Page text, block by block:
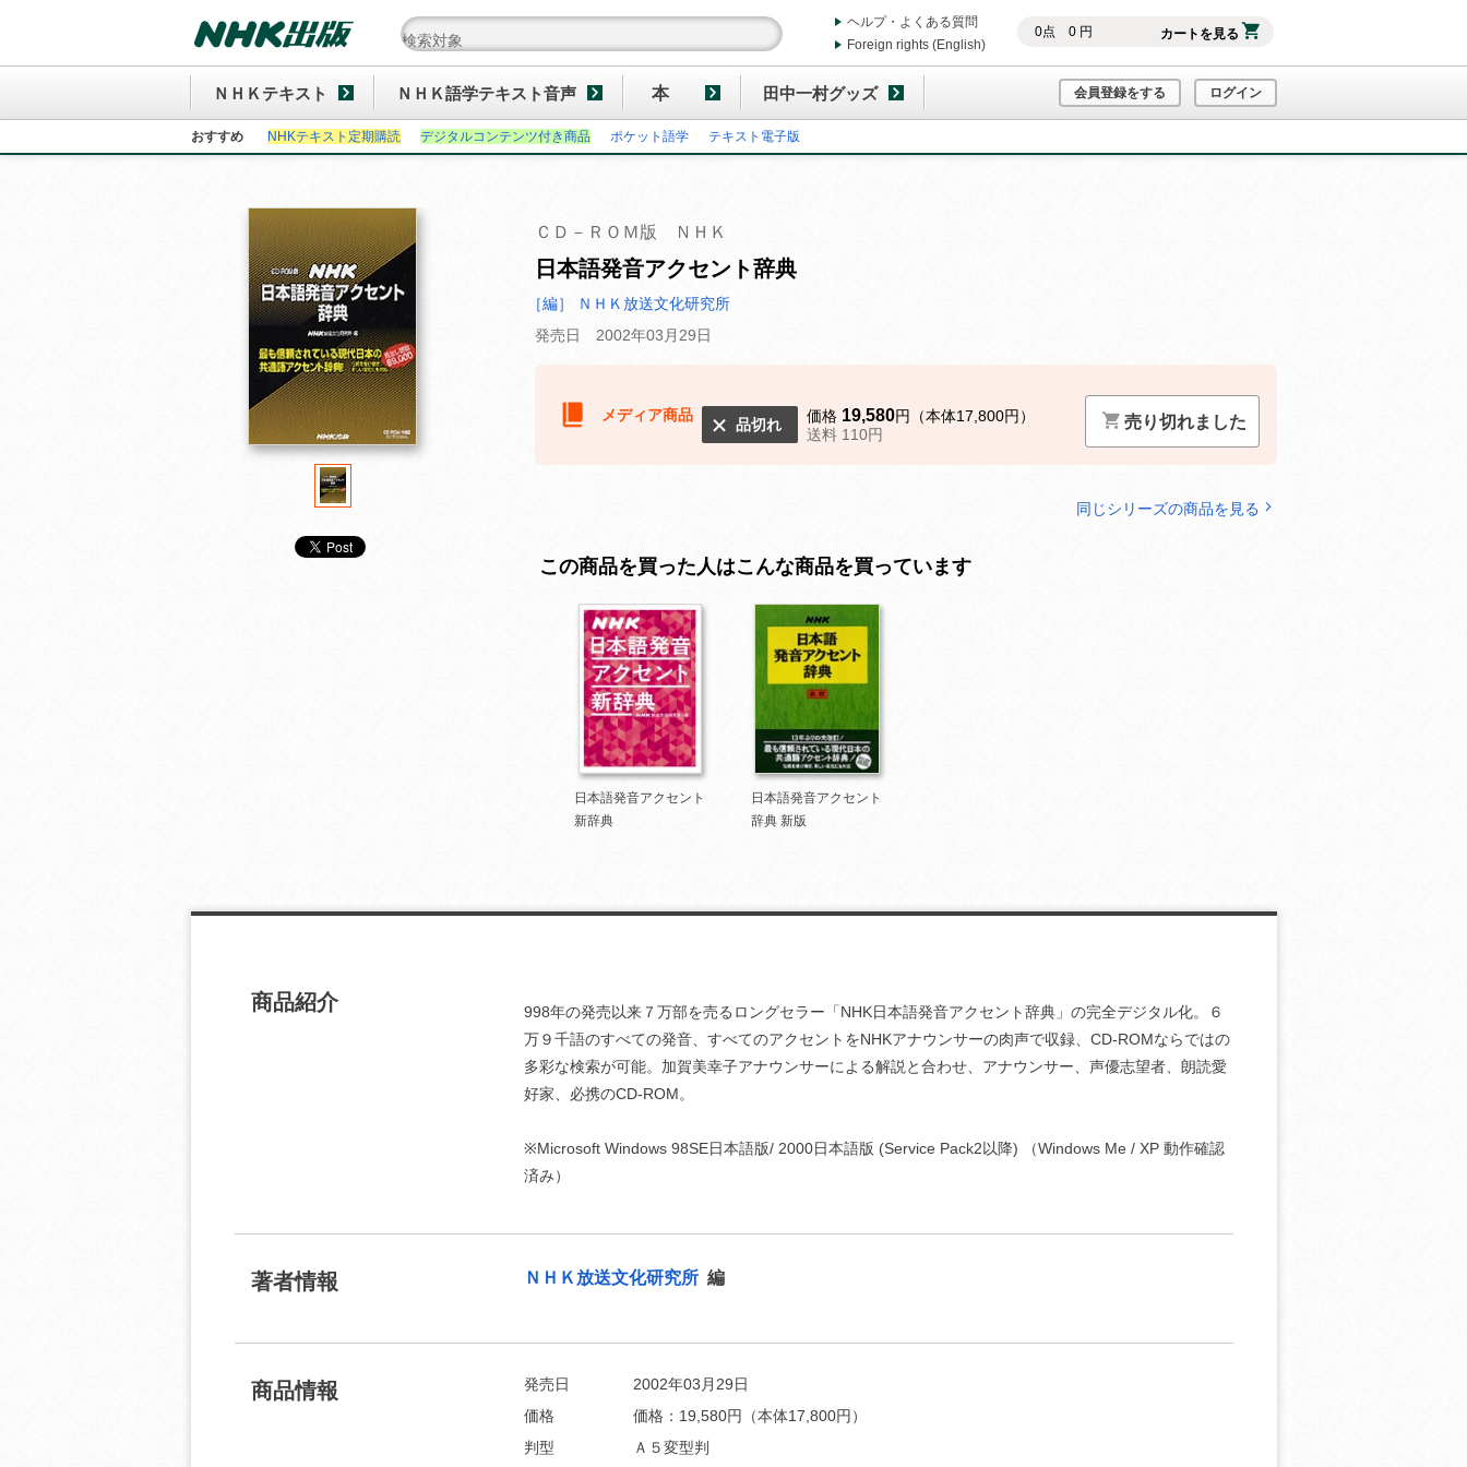
0点 0円 カートを見る
ヘルプ・よくある質問
Foreign rights (English)
ＮＨＫテキスト ＮＨＫ語学テキスト音声 本 田中一村グッズ 会員登録をする ログイン
おすすめ NHKテキスト定期購読 デジタルコンテンツ付き商品 ポケット語学 テキスト電子版
ＣＤ－ＲＯＭ版 ＮＨＫ
日本語発音アクセント辞典
［編］ ＮＨＫ放送文化研究所
発売日 2002年03月29日
メディア商品
品切れ 価格 19,580円（本体17,800円）
送料 110円
売り切れました
同じシリーズの商品を見る
この商品を買った人はこんな商品を買っています
日本語発音アクセント
新辞典
日本語発音アクセント
辞典 新版
商品紹介
998年の発売以来７万部を売るロングセラー「NHK日本語発音アクセント辞典」の完全デジタル化。６
万９千語のすべての発音、すべてのアクセントをNHKアナウンサーの肉声で収録、CD-ROMならではの
多彩な検索が可能。加賀美幸子アナウンサーによる解説と合わせ、アナウンサー、声優志望者、朗読愛
好家、必携のCD-ROM。
※Microsoft Windows 98SE日本語版/ 2000日本語版 (Service Pack2以降) （Windows Me / XP 動作確認
済み）
著者情報 ＮＨＫ放送文化研究所 編
商品情報 発売日
2002年03月29日
価格
価格： 19,580円（本体17,800円）
判型
Ａ５変型判